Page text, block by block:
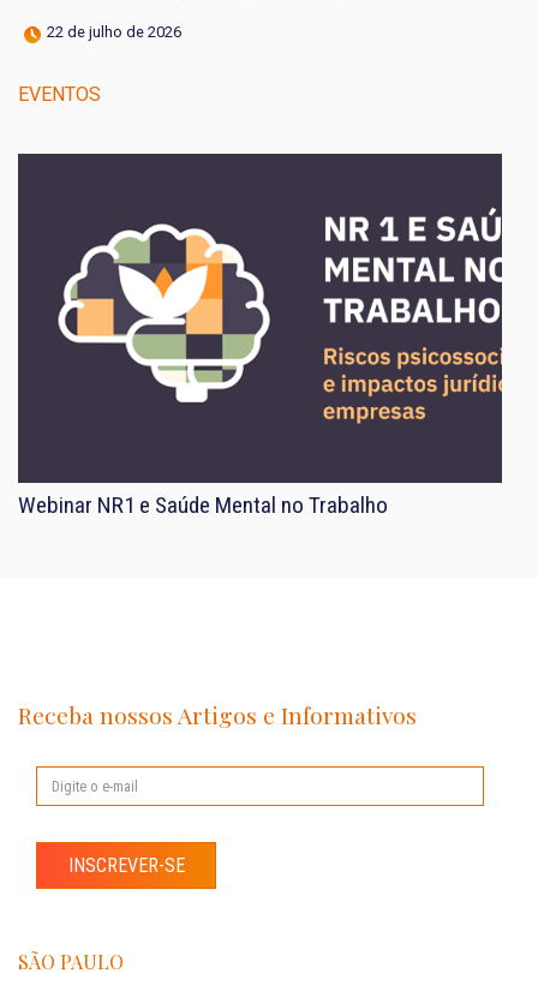
22 de julho de 2026
EVENTOS
Webinar NR1 e Saúde Mental no Trabalho
Receba nossos Artigos e Informativos
INSCREVER-SE
SÃO PAULO